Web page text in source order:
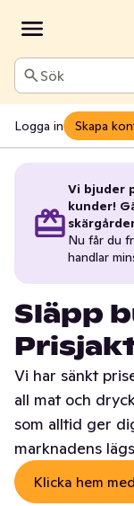
Sök
Logga in Skapa
Vi bjuder
kunder!
Nu får du
handlar
Släpp
Vi har sänkt
all mat och
som alltid ger
marknadens
Klicka hem